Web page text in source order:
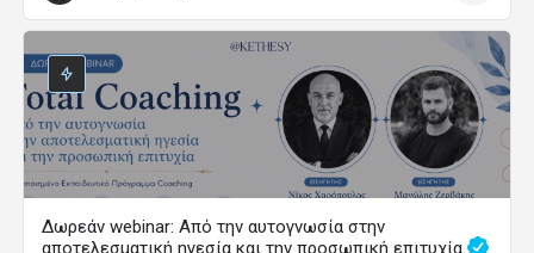
Δωρεάν webinar: Από την αυτογνωσία στην
αποτελεσματική ηγεσία και την προσωπική επιτυχία